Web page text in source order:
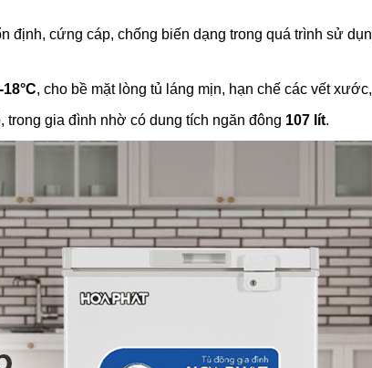
định, cứng cáp, chống biến dạng trong quá trình sử
, cho bề mặt lòng tủ láng mịn, hạn chế các vết
gia đình nhờ có dung tích ngăn đông 107 lít.